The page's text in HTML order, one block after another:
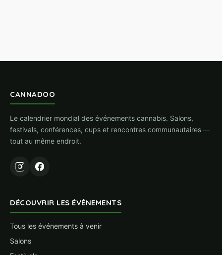
CANNADOO
Le calendrier mondial des événements cannabis. Salons,
festivals, conférences, cups et rencontres communautaires —
tout au même endroit.
DÉCOUVRIR LES ÉVÉNEMENTS
Tous les événements à venir
Salons